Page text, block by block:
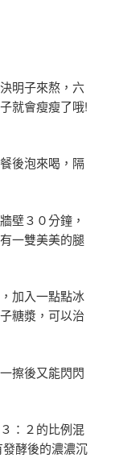
明子來熬，六
就會瘦瘦了哦!
後泡來喝，隔
壁３０分鐘，
一雙美美的腿
加入一點點冰
糖漿，可以治
擦後又能閃閃
：２的比例混
酵後的濃濃沉